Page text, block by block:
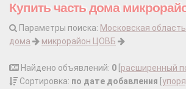
Купить часть дома
Параметры поиска: Московская область
дома
микрорайон ЦОВБ
Найдено объявлений: 0 расширенный
Сортировка: по дате добавления